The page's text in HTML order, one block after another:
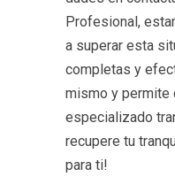
Profesional,
a superar esta
completas y
mismo y permite
especializado
recupere tu
para ti!